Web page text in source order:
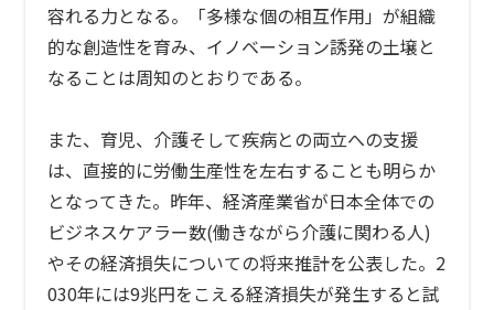
容れる力となる。「多様な個の相互作用」が組織
的な創造性を育み、イノベーション誘発の土壌と
なることは周知のとおりである。
また、育児、介護そして疾病との両立への支援
は、直接的に労働生産性を左右することも明らか
となってきた。昨年、経済産業省が日本全体での
ビジネスケアラー数(働きながら介護に関わる人)
やその経済損失についての将来推計を公表した。 2
030年には9兆円をこえる経済損失が発生すると試